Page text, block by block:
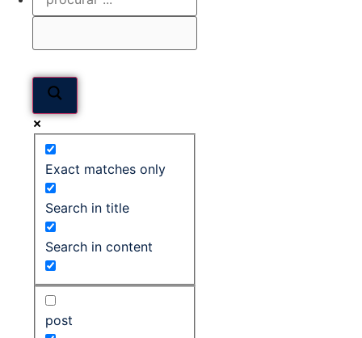
Exact matches only
Search in title
Search in content
post